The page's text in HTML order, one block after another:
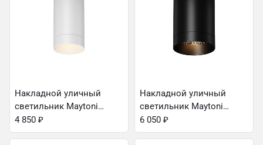
Накладной уличный
светильник Maytoni
O500CL-L5W3K
4 850 ₽
Накладной уличный
светильник Maytoni
O500CL-L10B3K
6 050 ₽